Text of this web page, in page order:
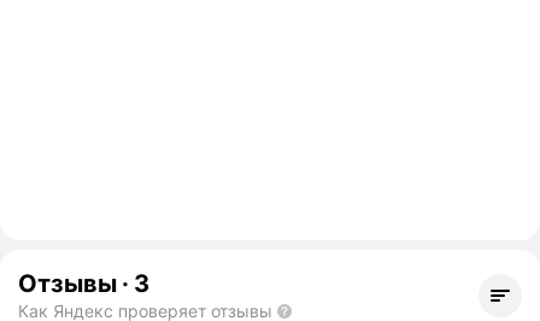
Отзывы · 3
Как Яндекс проверяет отзывы